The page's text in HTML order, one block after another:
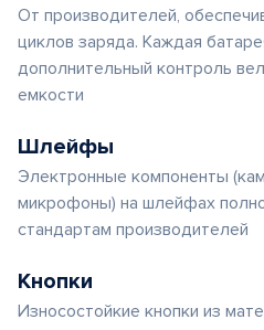
От производителей,
циклов заряда. Каждая
дополнительный контроль
емкости
Шлейфы
Электронные компоненты
микрофоны) на шлейфах
стандартам производителей
Кнопки
Износостойкие кнопки из